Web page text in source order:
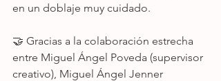
en un doblaje muy cuidado.
🤝 Gracias a la colaboración estrecha
entre Miguel Ángel Poveda (supervisor
creativo), Miguel Ángel Jenner